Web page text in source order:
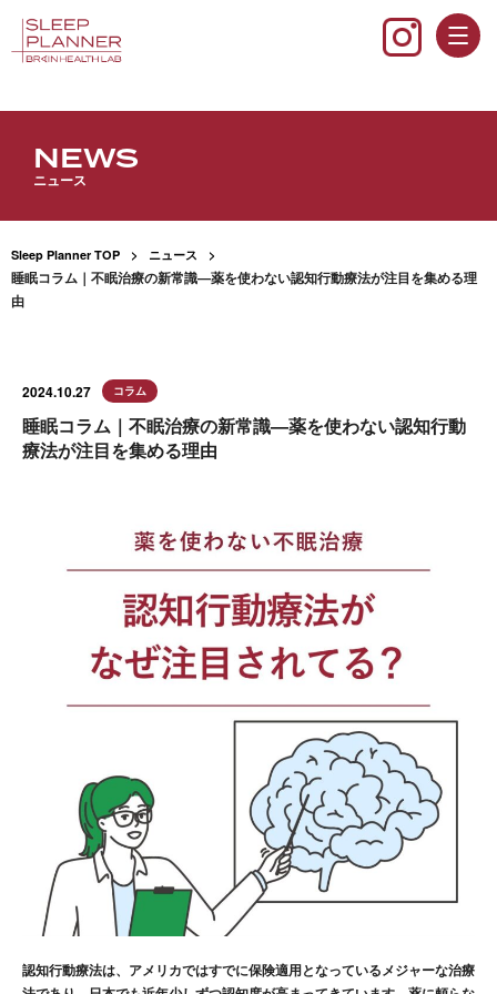
NEWS
ニュース
Sleep Planner TOP ニュース
睡眠コラム｜不眠治療の新常識—薬を使わない認知行動療法が注目を集める理
由
2024.10.27 コラム
睡眠コラム｜不眠治療の新常識—薬を使わない認知行動
療法が注目を集める理由
認知行動療法は、アメリカではすでに保険適用となっているメジャーな治療